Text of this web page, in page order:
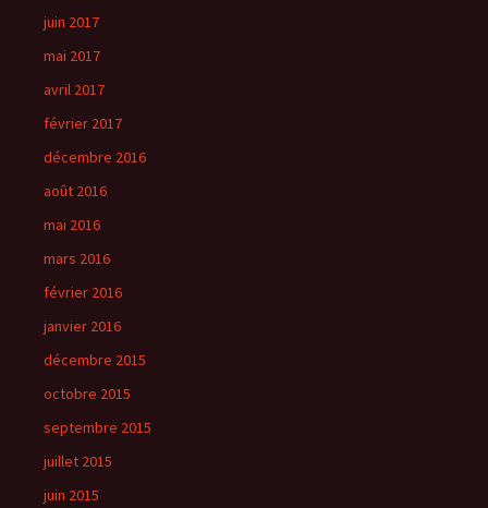
juin 2017
mai 2017
avril 2017
février 2017
décembre 2016
août 2016
mai 2016
mars 2016
février 2016
janvier 2016
décembre 2015
octobre 2015
septembre 2015
juillet 2015
juin 2015